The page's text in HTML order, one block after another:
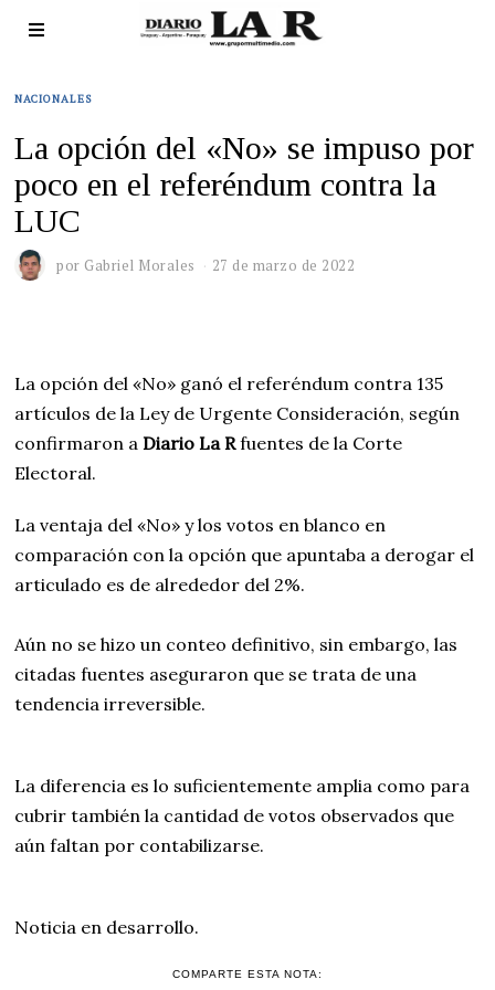
NACIONALES
La opción del «No» se impuso por
poco en el referéndum contra la
LUC
por Gabriel Morales 27 de marzo de 2022
La opción del «No» ganó el referéndum contra 135
artículos de la Ley de Urgente Consideración, según
confirmaron aDiario La Rfuentes de la Corte
Electoral.
La ventaja del «No» y los votos en blanco en
comparación con la opción que apuntaba a derogar el
articulado es de alrededor del 2%.
Aún no se hizo un conteo definitivo, sin embargo, las
citadas fuentes aseguraron que se trata de una
tendencia irreversible.
La diferencia es lo suficientemente amplia como para
cubrir también la cantidad de votos observados que
aún faltan por contabilizarse.
Noticia en desarrollo.
COMPARTE ESTA NOTA: